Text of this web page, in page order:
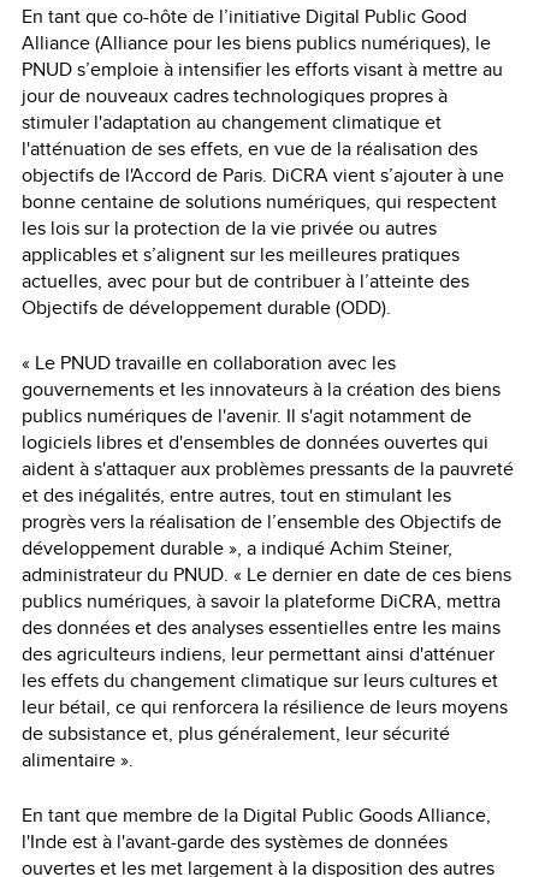
En tant que co-hôte de l’initiative Digital Public Good
Alliance (Alliance pour les biens publics numériques), le
PNUD s’emploie à intensifier les efforts visant à mettre au
jour de nouveaux cadres technologiques propres à
stimuler l'adaptation au changement climatique et
l'atténuation de ses effets, en vue de la réalisation des
objectifs de l'Accord de Paris. DiCRA vient s’ajouter à une
bonne centaine de solutions numériques, qui respectent
les lois sur la protection de la vie privée ou autres
applicables et s’alignent sur les meilleures pratiques
actuelles, avec pour but de contribuer à l’atteinte des
Objectifs de développement durable (ODD).
« Le PNUD travaille en collaboration avec les
gouvernements et les innovateurs à la création des biens
publics numériques de l'avenir. Il s'agit notamment de
logiciels libres et d'ensembles de données ouvertes qui
aident à s'attaquer aux problèmes pressants de la pauvreté
et des inégalités, entre autres, tout en stimulant les
progrès vers la réalisation de l’ensemble des Objectifs de
développement durable », a indiqué Achim Steiner,
administrateur du PNUD. « Le dernier en date de ces biens
publics numériques, à savoir la plateforme DiCRA, mettra
des données et des analyses essentielles entre les mains
des agriculteurs indiens, leur permettant ainsi d'atténuer
les effets du changement climatique sur leurs cultures et
leur bétail, ce qui renforcera la résilience de leurs moyens
de subsistance et, plus généralement, leur sécurité
alimentaire ».
En tant que membre de la Digital Public Goods Alliance,
l'Inde est à l'avant-garde des systèmes de données
ouvertes et les met largement à la disposition des autres